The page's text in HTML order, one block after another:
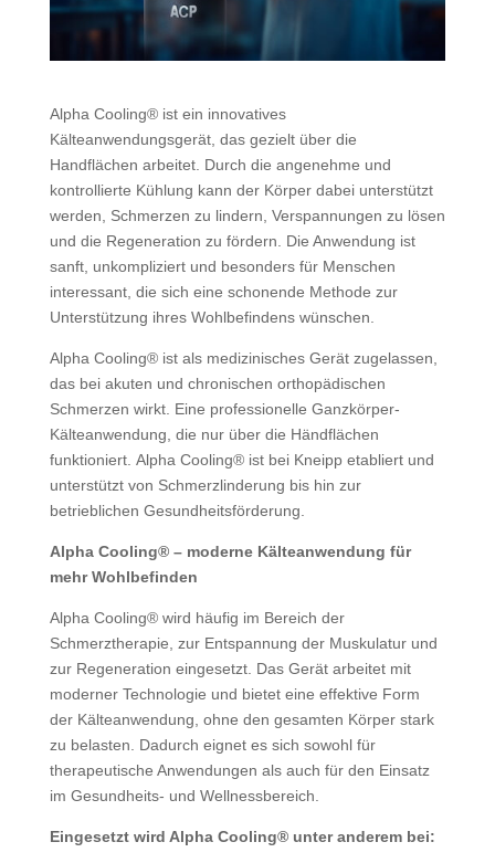
Alpha Cooling® ist ein innovatives
Kälteanwendungsgerät, das gezielt über die
Handflächen arbeitet. Durch die angenehme und
kontrollierte Kühlung kann der Körper dabei unterstützt
werden, Schmerzen zu lindern, Verspannungen zu lösen
und die Regeneration zu fördern. Die Anwendung ist
sanft, unkompliziert und besonders für Menschen
interessant, die sich eine schonende Methode zur
Unterstützung ihres Wohlbefindens wünschen.
Alpha Cooling® ist als medizinisches Gerät zugelassen,
das bei akuten und chronischen orthopädischen
Schmerzen wirkt. Eine professionelle Ganzkörper-
Kälteanwendung, die nur über die Händflächen
funktioniert. Alpha Cooling® ist bei Kneipp etabliert und
unterstützt von Schmerzlinderung bis hin zur
betrieblichen Gesundheitsförderung.
Alpha Cooling® – moderne Kälteanwendung für
mehr Wohlbefinden
Alpha Cooling® wird häufig im Bereich der
Schmerztherapie, zur Entspannung der Muskulatur und
zur Regeneration eingesetzt. Das Gerät arbeitet mit
moderner Technologie und bietet eine effektive Form
der Kälteanwendung, ohne den gesamten Körper stark
zu belasten. Dadurch eignet es sich sowohl für
therapeutische Anwendungen als auch für den Einsatz
im Gesundheits- und Wellnessbereich.
Eingesetzt wird Alpha Cooling® unter anderem bei: